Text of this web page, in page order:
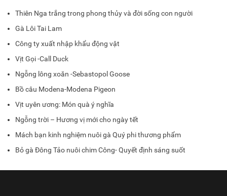
Thiên Nga trắng trong phong thủy và đời sống con người
Gà Lôi Tai Lam
Công ty xuất nhập khẩu động vật
Vịt Gọi -Call Duck
Ngỗng lông xoăn -Sebastopol Goose
Bồ câu Modena-Modena Pigeon
Vịt uyên ương: Món quà ý nghĩa
Ngỗng trời – Hương vị mới cho ngày tết
Mách bạn kinh nghiệm nuôi gà Quý phi thương phẩm
Bỏ gà Đông Tảo nuôi chim Công- Quyết định sáng suốt